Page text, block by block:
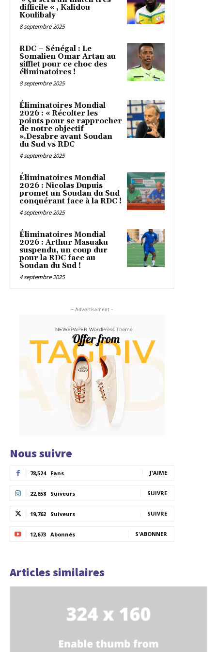
difficile « , Kalidou
Koulibaly
8 septembre 2025
RDC – Sénégal : Le
Somalien Omar Artan au
sifflet pour ce choc des
éliminatoires !
8 septembre 2025
Éliminatoires Mondial
2026 : « Récolter les
points pour se rapprocher
de notre objectif
»,Desabre avant Soudan
du Sud vs RDC
4 septembre 2025
Éliminatoires Mondial
2026 : Nicolas Dupuis
promet un Soudan du Sud
conquérant face à la RDC !
4 septembre 2025
Éliminatoires Mondial
2026 : Arthur Masuaku
suspendu, un coup dur
pour la RDC face au
Soudan du Sud !
4 septembre 2025
- Advertisement -
Nous suivre
78,524 Fans J'AIME
22,658 Suiveurs SUIVRE
19,762 Suiveurs SUIVRE
12,673 Abonnés S'ABONNER
Articles similaires